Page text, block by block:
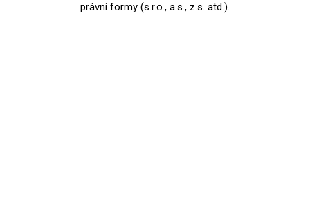
právní formy (s.r.o., a.s., z.s. atd.).